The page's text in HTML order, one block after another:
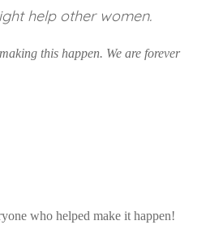
help other women.
this happen. We are forever
who helped make it happen!